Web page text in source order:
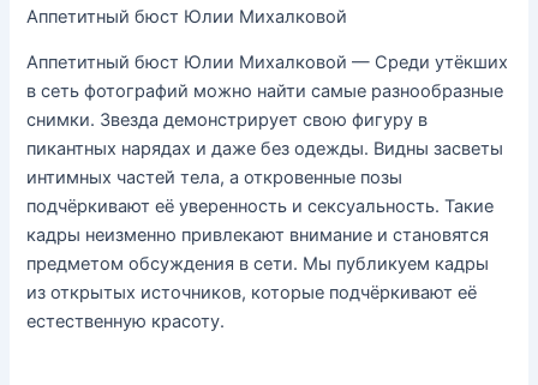
Аппетитный бюст Юлии Михалковой
Аппетитный бюст Юлии Михалковой — Среди утёкших
в сеть фотографий можно найти самые разнообразные
снимки. Звезда демонстрирует свою фигуру в
пикантных нарядах и даже без одежды. Видны засветы
интимных частей тела, а откровенные позы
подчёркивают её уверенность и сексуальность. Такие
кадры неизменно привлекают внимание и становятся
предметом обсуждения в сети. Мы публикуем кадры
из открытых источников, которые подчёркивают её
естественную красоту.